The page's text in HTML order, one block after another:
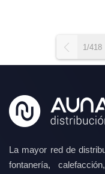
1/418
La mayor red de
fontanería,